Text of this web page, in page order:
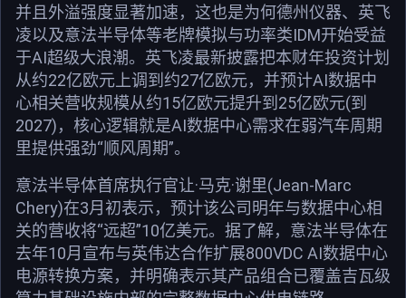
并且外溢强度显著加速，这也是为何德州仪器、英飞
凌以及意法半导体等老牌模拟与功率类IDM开始受益
于AI超级大浪潮。英飞凌最新披露把本财年投资计划
从约22亿欧元上调到约27亿欧元，并预计AI数据中
心相关营收规模从约15亿欧元提升到25亿欧元(到
2027)，核心逻辑就是AI数据中心需求在弱汽车周期
里提供强劲“顺风周期”。
意法半导体首席执行官让·马克·谢里(Jean-Marc
Chery)在3月初表示，预计该公司明年与数据中心相
关的营收将“远超”10亿美元。据了解，意法半导体在
去年10月宣布与英伟达合作扩展800VDC AI数据中心
电源转换方案，并明确表示其产品组合已覆盖吉瓦级